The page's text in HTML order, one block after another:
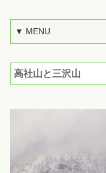
▼ MENU
高社山と三沢山